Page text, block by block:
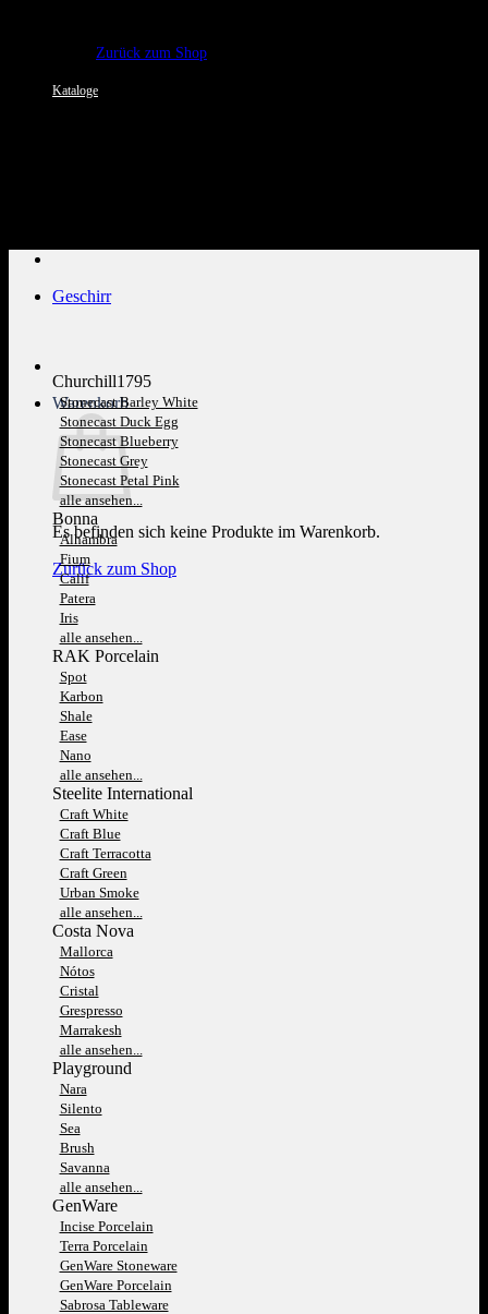
Zurück zum Shop
Kataloge
Warenkorb
Es befinden sich keine Produkte im Warenkorb.
Zurück zum Shop
Geschirr
Churchill1795
Stonecast Barley White
Stonecast Duck Egg
Stonecast Blueberry
Stonecast Grey
Stonecast Petal Pink
alle ansehen...
Bonna
Alhambra
Fium
Calif
Patera
Iris
alle ansehen...
RAK Porcelain
Spot
Karbon
Shale
Ease
Nano
alle ansehen...
Steelite International
Craft White
Craft Blue
Craft Terracotta
Craft Green
Urban Smoke
alle ansehen...
Costa Nova
Mallorca
Nótos
Cristal
Grespresso
Marrakesh
alle ansehen...
Playground
Nara
Silento
Sea
Brush
Savanna
alle ansehen...
GenWare
Incise Porcelain
Terra Porcelain
GenWare Stoneware
GenWare Porcelain
Sabrosa Tableware